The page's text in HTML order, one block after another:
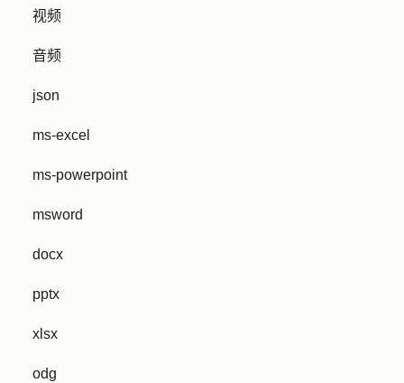
视频
音频
json
ms-excel
ms-powerpoint
msword
docx
pptx
xlsx
odg